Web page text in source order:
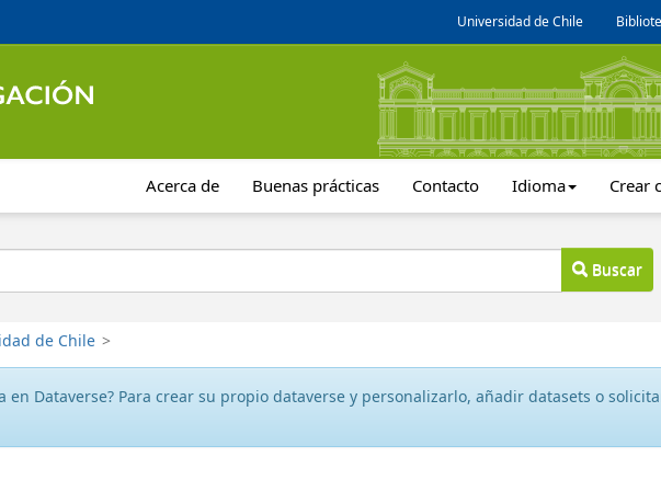
Universidad de Chile
Acerca de Buenas prácticas Contacto Idioma Crear
Buscar
de Chile >
en Dataverse? Para crear su propio dataverse y personalizarlo, añadir datasets o